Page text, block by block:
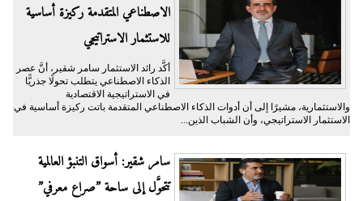
الاصطناعي المتقدمة ركيزة أساسية
للاستثمار الاستراتيجي
أكَّد رائد الاستثمار سامر شقير، أنَّ عصر
الذكاء الاصطناعي يتطلب تحولًا جذريًّا
في الاستراتيجية الاقتصادية
والاستثمارية، مشيرًا إلى أن أدوات الذكاء الاصطناعي المتقدمة باتت ركيزة أساسية في
الاستثمار الاستراتيجي، وأن الشباب الذين...
سامر شقير: أسواق التنبؤ العالمية
تتحوَّل إلى ساحة ”صراع معرفي”